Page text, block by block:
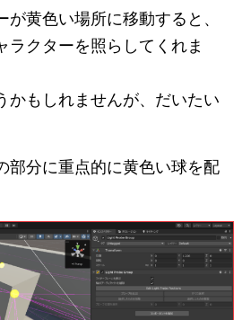
黄色い場所に移動すると、
ラクターを照らしてくれま
かもしれませんが、だいたい
部分に重点的に黄色い球を配